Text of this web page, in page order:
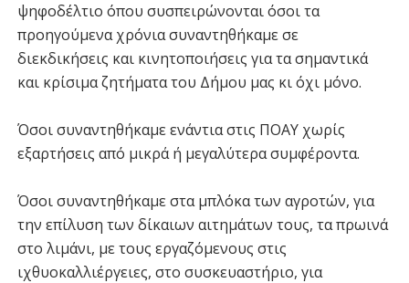
ψηφοδέλτιο όπου συσπειρώνονται όσοι τα
προηγούμενα χρόνια συναντηθήκαμε σε
διεκδικήσεις και κινητοποιήσεις για τα σημαντικά
και κρίσιμα ζητήματα του Δήμου μας κι όχι μόνο.
Όσοι συναντηθήκαμε ενάντια στις ΠΟΑΥ χωρίς
εξαρτήσεις από μικρά ή μεγαλύτερα συμφέροντα.
Όσοι συναντηθήκαμε στα μπλόκα των αγροτών, για
την επίλυση των δίκαιων αιτημάτων τους, τα πρωινά
στο λιμάνι, με τους εργαζόμενους στις
ιχθυοκαλλιέργειες, στο συσκευαστήριο, για